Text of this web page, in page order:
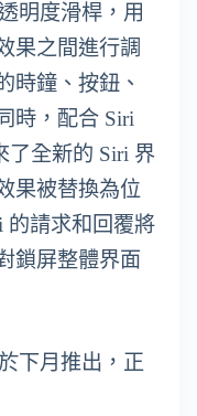
明度滑桿，用
果之間進行調
時鐘、按鈕、
時，配合 Siri
了全新的 Siri 界
果被替換為位
的請求和回覆將
鎖屏整體界面
下月推出，正